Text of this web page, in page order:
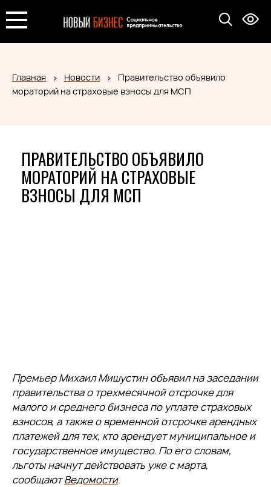
Главная Новости
Правительство объявило
мораторий на страховые взносы для МСП
ПРАВИТЕЛЬСТВО ОБЪЯВИЛО
МОРАТОРИЙ НА СТРАХОВЫЕ
ВЗНОСЫ ДЛЯ МСП
Премьер Михаил Мишустин объявил на заседании
правительства о трехмесячной отсрочке для
малого и среднего бизнеса по уплате страховых
взносов, а также о временной отсрочке арендных
платежей для тех, кто арендует муниципальное и
государственное имущество. По его словам,
льготы начнут действовать уже с марта,
сообщаютВедомости.